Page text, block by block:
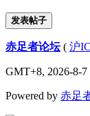
发表帖子
赤足者论坛( 沪
GMT+8, 2026-8-7
Powered by 赤足